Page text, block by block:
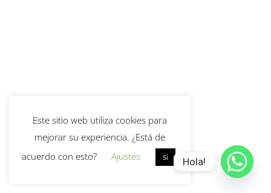
Este sitio web utiliza cookies para
mejorar su experiencia. ¿Está de
acuerdo con esto?
Ajustes Sí Hola!